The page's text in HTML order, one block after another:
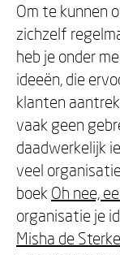
Om te kunnen
zichzelf
heb je onder
ideeën, die
klanten
vaak geen
daadwerkelijk
veel
boek Oh nee,
organisatie je
Misha de Sterke